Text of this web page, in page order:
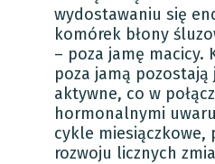
wydostawaniu się
komórek błony
– poza jamę macicy.
poza jamą
aktywne, co w
hormonalnymi
cykle miesiączkowe,
rozwoju licznych